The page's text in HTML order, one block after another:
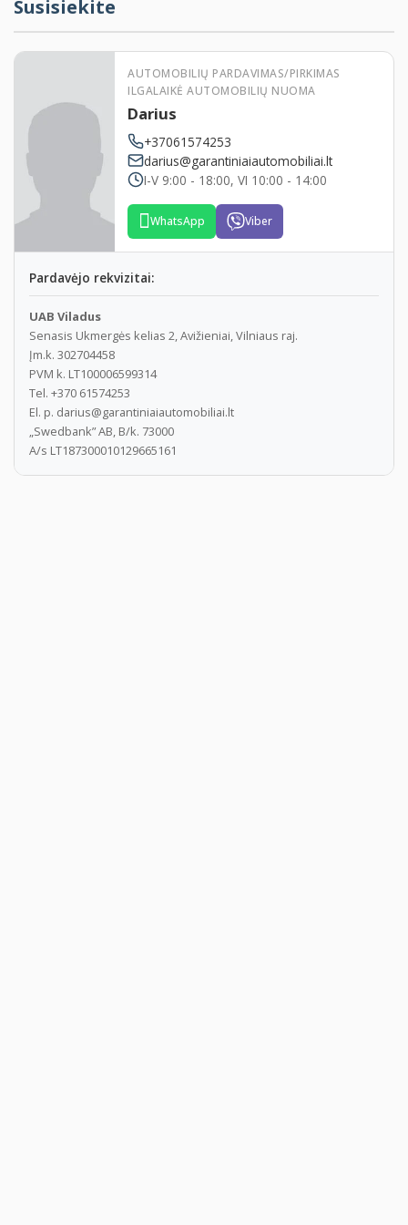
Patogi lokacija naujai įrengtoje aikštelėje Vilniuje
Norite pirkti iš mūsų automobilį, bet nežinote kaip
greitai ir efektyviai parduoti savo seną automobilį?
Kreipkitės, mes Jums padėsime.
Susisiekite
AUTOMOBILIŲ PARDAVIMAS/PIRKIMAS
ILGALAIKĖ AUTOMOBILIŲ NUOMA
Darius
+37061574253
darius@garantiniaiautomobiliai.lt
I-V 9:00 - 18:00, VI 10:00 - 14:00
WhatsApp Viber
Pardavėjo rekvizitai:
UAB Viladus
Senasis Ukmergės kelias 2, Avižieniai, Vilniaus raj.
Įm.k. 302704458
PVM k. LT100006599314
Tel. +370 61574253
El. p. darius@garantiniaiautomobiliai.lt
„Swedbank” AB, B/k. 73000
A/s LT187300010129665161